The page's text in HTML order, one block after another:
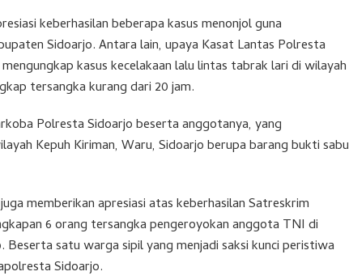
keberhasilan beberapa kasus menonjol guna
Sidoarjo. Antara lain, upaya Kasat Lantas Polresta
kasus kecelakaan lalu lintas tabrak lari di wilayah
tersangka kurang dari 20 jam.
Polresta Sidoarjo beserta anggotanya, yang
Kepuh Kiriman, Waru, Sidoarjo berupa barang bukti sabu
memberikan apresiasi atas keberhasilan Satreskrim
6 orang tersangka pengeroyokan anggota TNI di
satu warga sipil yang menjadi saksi kunci peristiwa
Sidoarjo.